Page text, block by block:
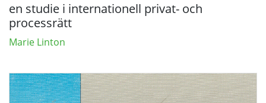
en studie i internationell privat- och
processrätt
Marie Linton